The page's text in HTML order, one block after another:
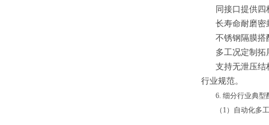
同接口提供
长寿命耐磨密
不锈钢隔膜搭
多工况定制拓
支持无泄压结
行业规范。
6. 细分行业典型
（1）自动化多